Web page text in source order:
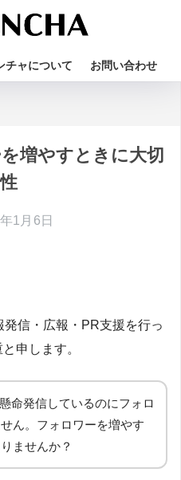
チャについて お問い合わせ
増やすときに大切
1月6日
信・広報・PR支援を行っ
申します。
命発信しているのにフォロ
ん。フォロワーを増やす
ませんか？